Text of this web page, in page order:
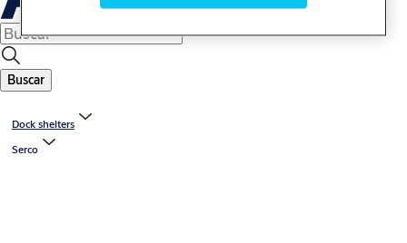
Buscar
Dock shelters
Serco